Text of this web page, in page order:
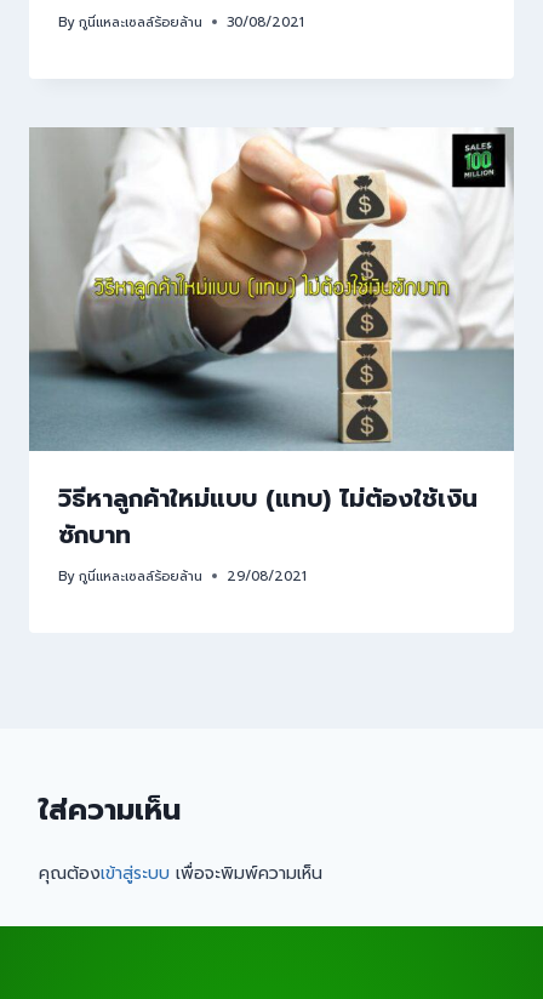
Byกูนี่แหละเซลล์ร้อยล้าน 30/08/2021
วิธีหาลูกค้าใหม่แบบ (แทบ) ไม่ต้องใช้เงิน
ซักบาท
Byกูนี่แหละเซลล์ร้อยล้าน 29/08/2021
ใส่ความเห็น
คุณต้องเข้าสู่ระบบ เพื่อจะพิมพ์ความเห็น